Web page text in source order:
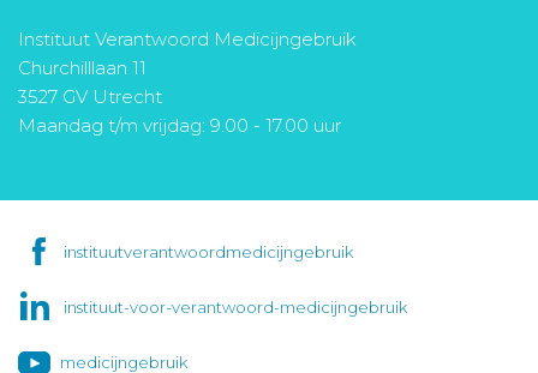
Instituut Verantwoord Medicijngebruik
Churchilllaan 11
3527 GV Utrecht
Maandag t/m vrijdag: 9.00 - 17.00 uur
instituutverantwoordmedicijngebruik
instituut-voor-verantwoord-medicijngebruik
medicijngebruik